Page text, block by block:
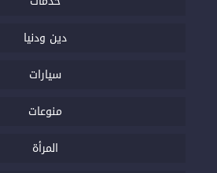
دين ودنيا
سيارات
منوعات
المرأة